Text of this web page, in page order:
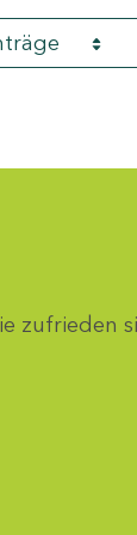
zufrieden